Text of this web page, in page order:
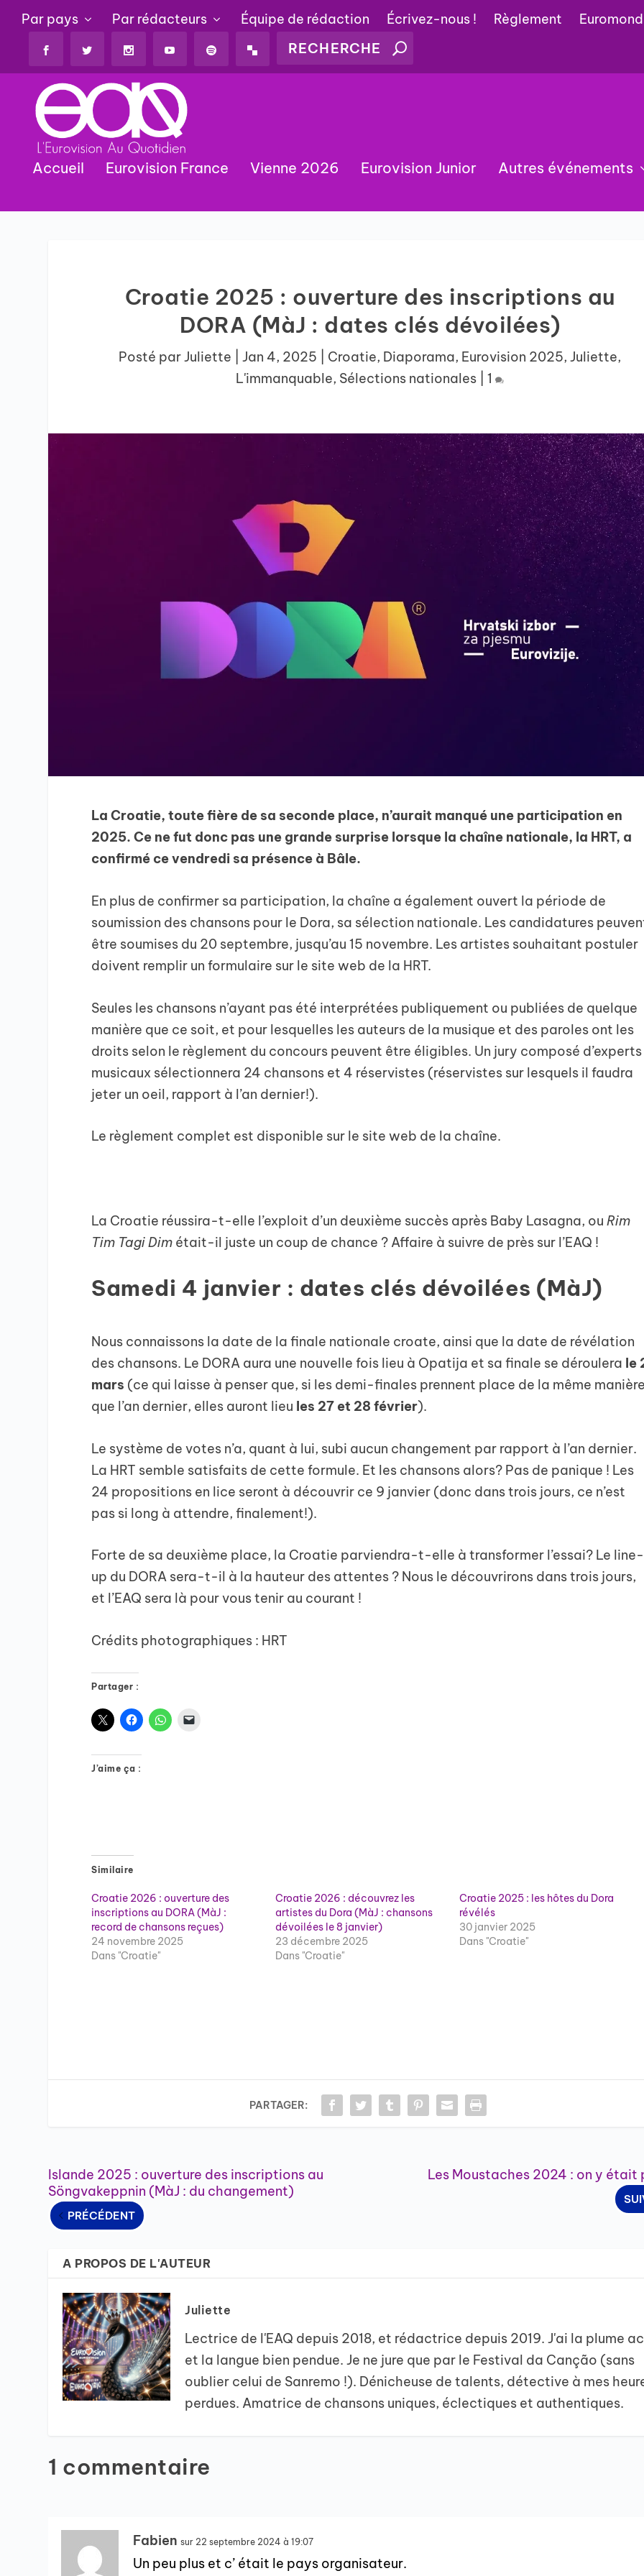
Par pays Par rédacteurs Équipe de rédaction Écrivez-nous ! Règlement
Accueil Eurovision France Vienne 2026 Eurovision Junior Autres événements
Croatie 2025 : ouverture des inscriptions au
DORA (MàJ : dates clés dévoilées)
Posté parJuliette |Jan 4, 2025 Croatie, Diaporama, Eurovision 2025,Juliette,
L'immanquable, Sélections nationales |1
La Croatie, toute fière de sa seconde place, n’aurait manqué une participation en
2025. Ce ne fut donc pas une grande surprise lorsque la chaîne nationale, la HRT, a
confirmé ce vendredi sa présence à Bâle.
En plus de confirmer sa participation, la chaîne a également ouvert la période de
soumission des chansons pour le Dora, sa sélection nationale. Les candidatures
être soumises du 20 septembre, jusqu’au 15 novembre. Les artistes souhaitant postuler
doivent remplir un formulaire sur le site web de la HRT.
Seules les chansons n’ayant pas été interprétées publiquement ou publiées de quelque
manière que ce soit, et pour lesquelles les auteurs de la musique et des paroles ont les
droits selon le règlement du concours peuvent être éligibles. Un jury composé d’experts
musicaux sélectionnera 24 chansons et 4 réservistes (réservistes sur lesquels il faudra
jeter un oeil, rapport à l’an dernier!).
Le règlement complet est disponible sur le site web de la chaîne.
La Croatie réussira-t-elle l’exploit d’un deuxième succès après Baby Lasagna, ou Rim
Tim Tagi Dim était-il juste un coup de chance ? Affaire à suivre de près sur l’EAQ !
Samedi 4 janvier : dates clés dévoilées (MàJ)
Nous connaissons la date de la finale nationale croate, ainsi que la date de révélation
des chansons. Le DORA aura une nouvelle fois lieu à Opatija et sa finale se déroulera le
mars (ce qui laisse à penser que, si les demi-finales prennent place de la même
que l’an dernier, elles auront lieu les 27 et 28 février).
Le système de votes n’a, quant à lui, subi aucun changement par rapport à l’an dernier.
La HRT semble satisfaits de cette formule. Et les chansons alors? Pas de panique ! Les
24 propositions en lice seront à découvrir ce 9 janvier (donc dans trois jours, ce n’est
pas si long à attendre, finalement!).
Forte de sa deuxième place, la Croatie parviendra-t-elle à transformer l’essai? Le line-
up du DORA sera-t-il à la hauteur des attentes ? Nous le découvrirons dans trois jours,
et l’EAQ sera là pour vous tenir au courant !
Crédits photographiques : HRT
Partager :
J’aime ça :
Similaire
Croatie 2026 : ouverture des
inscriptions au DORA (MàJ :
record de chansons reçues)
24 novembre 2025
Dans "Croatie"
Croatie 2026 : découvrez les
artistes du Dora (MàJ : chansons
dévoilées le 8 janvier)
23 décembre 2025
Dans "Croatie"
Croatie 2025 : les hôtes du Dora
révélés
30 janvier 2025
Dans "Croatie"
PARTAGER:
Islande 2025 : ouverture des inscriptions au
Söngvakeppnin (MàJ : du changement)
PRÉCÉDENT
Les Moustaches 2024 : on y était
A PROPOS DE L'AUTEUR
Juliette
Lectrice de l'EAQ depuis 2018, et rédactrice depuis 2019. J'ai la plume
et la langue bien pendue. Je ne jure que par le Festival da Canção (sans
oublier celui de Sanremo !). Dénicheuse de talents, détective à mes
perdues. Amatrice de chansons uniques, éclectiques et authentiques.
1 commentaire
Fabien sur 22 septembre 2024 à 19:07
Un peu plus et c’ était le pays organisateur.